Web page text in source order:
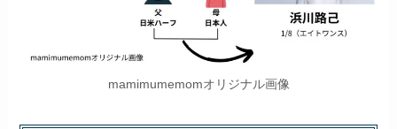
mamimumemomオリジナル画像